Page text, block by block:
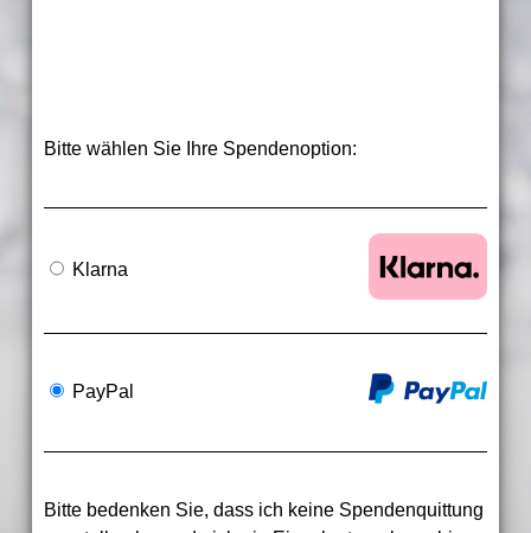
Bitte wählen Sie Ihre Spendenoption:
Klarna
PayPal
Bitte bedenken Sie, dass ich keine Spendenquittung